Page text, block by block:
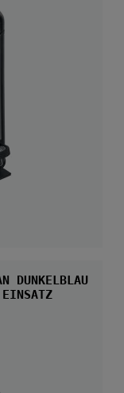
DUNKELBLAU
EINSATZ